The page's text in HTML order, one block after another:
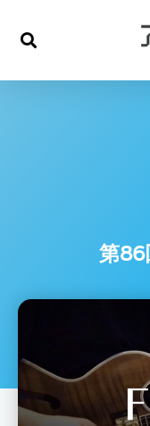
ス
第